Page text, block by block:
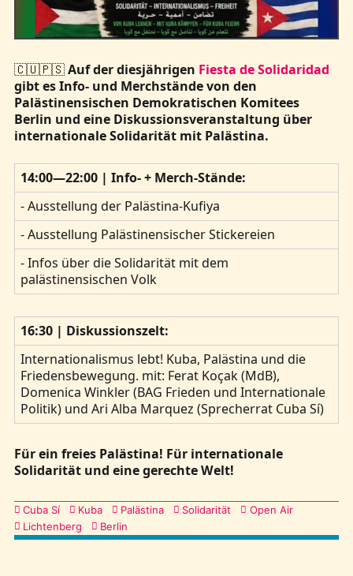
🇨🇺🇵🇸Auf der diesjährigen Fiesta de Solidaridad
gibt es Info- und Merchstände von den
Palästinensischen Demokratischen Komitees
Berlin und eine Diskussionsveranstaltung über
internationale Solidarität mit Palästina.
14:00—22:00 | Info- + Merch-Stände:
- Ausstellung der Palästina-Kufiya
- Ausstellung Palästinensischer Stickereien
- Infos über die Solidarität mit dem
palästinensischen Volk
16:30 | Diskussionszelt:
Internationalismus lebt! Kuba, Palästina und die
Friedensbewegung. mit: Ferat Koçak (MdB),
Domenica Winkler (BAG Frieden und Internationale
Politik) und Ari Alba Marquez (Sprecherrat Cuba Sí)
Für ein freies Palästina! Für internationale
Solidarität und eine gerechte Welt!
Kategorien
Cuba Sí Kuba Palästina Solidarität
Open Air
Lichtenberg
Berlin